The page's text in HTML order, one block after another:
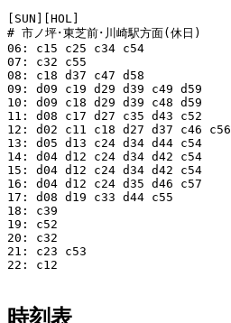
[SUN][HOL]
# 市ノ坪･東芝前･川崎駅方面(休日)
06: c15 c25 c34 c54
07: c32 c55
08: c18 d37 c47 d58
09: d09 c19 d29 d39 c49 d59
10: d09 c18 d29 d39 c48 d59
11: d08 c17 d27 c35 d43 c52
12: d02 c11 c18 d27 d37 c46 c56
13: d05 d13 c24 d34 d44 c54
14: d04 d12 c24 d34 d42 c54
15: d04 d12 c24 d34 d42 c54
16: d04 d12 c24 d35 d46 c57
17: d08 d19 c33 d44 c55
18: c39
19: c52
20: c32
21: c23 c53
22: c12
時刻表